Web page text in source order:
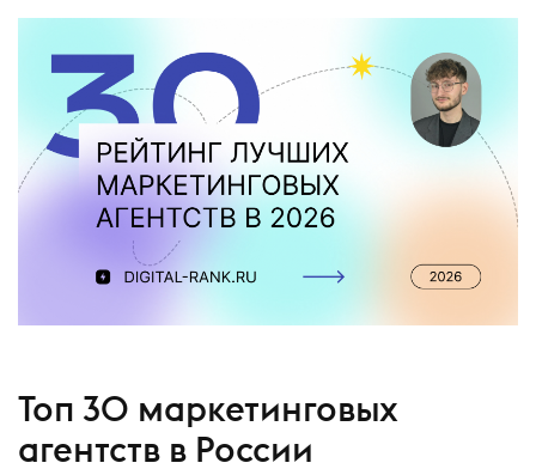
Топ 30 маркетинговых
агентств в России